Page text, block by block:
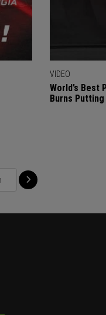
VIDEO
World’s Best
Burns